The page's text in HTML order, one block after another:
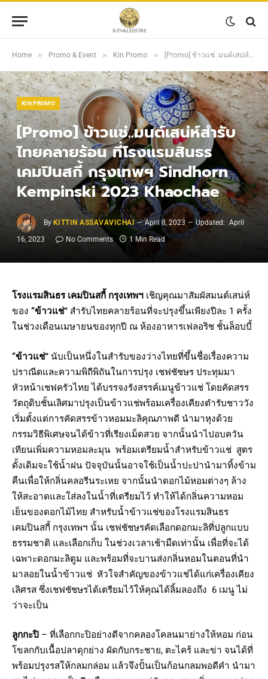
Home » Promo & Event » Kin Promo » [Promo] ข้าวแช่..มนต์เสน่ห์สำรับไทยคลายร้อน ที่โรงแรมสินธร เคมปินสกี้ กรุงเทพฯ Sindhorn Kempinski 2023 Khaochae
KIN PROMO
[Promo] ข้าวแช่..มนต์เสน่ห์สำรับ
ไทยคลายร้อน ที่โรงแรมสินธร
เคมปินสกี้ กรุงเทพฯ Sindhorn
Kempinski 2023 Khaochae
By KITTIN ASSAVAVICHAI April 8, 2023 Updated: April
16, 2023
No Comments 1 Min Read
โรงแรมสินธร เคมปินสกี้ กรุงเทพฯ เชิญคุณมาสัมผัสมนต์เสน่ห์
ของ “ข้าวแช่” สำรับไทยคลายร้อนที่จะปรุงขึ้นเพียงปีละ 1 ครั้ง
ในช่วงเดือนเมษายนของทุกปี ​ณ ห้องอาหารเฟลอริช ชั้นล็อบบี้
“ข้าวแช่” นับเป็นหนึ่งในสำรับของว่างไทยที่ขึ้นชื่อเรื่องความ
ปราณีตและความพิถีพิถันในการปรุง เชฟชัชษร ประทุมมา
หัวหน้าเชฟครัวไทย ได้บรรจงรังสรรค์เมนูข้าวแช่ โดย​คัดสรร
วัตถุดิบชั้นเลิศมาปรุงเป็นข้าวแช่พร้อมเครื่องเคียงตำรับชาววัง
เริ่มตั้งแต่การคัดสรรข้าวหอมมะลิคุณภาพดี นำมาหุงด้วย
กรรมวิธีพิเศษจนได้ข้าวที่เรียงเม็ดสวย จากนั้นนำไปอบควัน
เทียนเพิ่มความหอมละมุน พร้อมเตรียมน้ำสำหรับข้าวแช่ สูตร
ดั้งเดิมจะใช้น้ำฝน ปัจจุบัน​นั้นอาจใช้เป็นน้ำปะปานำมาทิ้งข้าม
คืนเพื่อให้กลิ่นคลอรีนระเหย จากนั้นนำดอกไม้หอมต่างๆ ล้าง
ให้สะอาดและใส่ลงในน้ำที่เตรียมไว้ ทำให้ได้กลิ่น​ความหอม
เย็นของดอกไม้ไทย สำหรับน้ำข้าวแช่ของโรงแรมสินธร
เคมปินสกี้ กรุงเทพฯ นั้น เชฟชัชษรคัดเลือกดอกมะลิที่ปลูกแบบ
ธรรมชาติ และเลือกเก็บ ในช่วงเวลาเช้ามืดเท่านั้น เพื่อที่จะได้
เฉพาะดอกมะลิตูม และพร้อมที่จะบานส่งกลิ่นหอมในตอนที่นำ
มาลอยในน้ำข้าวแช่ หัวใจสำคัญ​ของข้าวแช่ได้แก่เครื่องเคียง
เลิศรส ซึ่งเชฟชัชษรได้เตรียมไว้ให้คุณได้ลิ้มลองถึง 6 เมนู ไม่
ว่าจะเป็น
ลูกกะปิ – ที่เลือกกะปิอย่างดีจากคลองโคลนมาย่างให้หอม ก่อน
โขลกกับเนื้อปลาดุกย่าง ผัดกับกระชาย, ตะไคร้ และข่า จนได้ที่
พร้อมปรุงรสให้กลมกล่อม แล้วจึงปั้นเป็นก้อนกลมพอดีคำ นำมา